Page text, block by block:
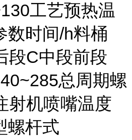
工艺预热温
数时间/h料桶
中段前段
总周期螺
射机喷嘴温度
螺杆式